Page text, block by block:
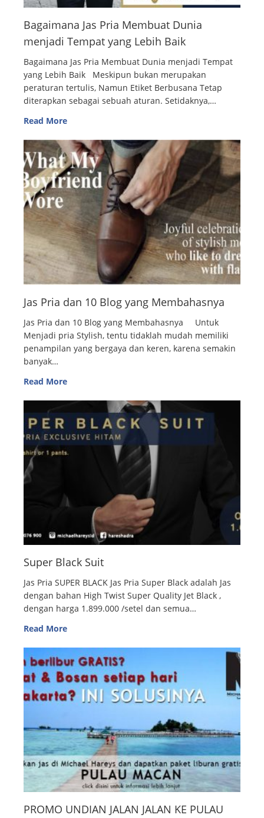
Bagaimana Jas Pria Membuat Dunia
menjadi Tempat yang Lebih Baik
Bagaimana Jas Pria Membuat Dunia menjadi Tempat
yang Lebih Baik Meskipun bukan merupakan
peraturan tertulis, Namun Etiket Berbusana Tetap
diterapkan sebagai sebuah aturan. Setidaknya,…
Read More
Jas Pria dan 10 Blog yang Membahasnya
Jas Pria dan 10 Blog yang Membahasnya Untuk
Menjadi pria Stylish, tentu tidaklah mudah memiliki
penampilan yang bergaya dan keren, karena semakin
banyak…
Read More
Super Black Suit
Jas Pria SUPER BLACK Jas Pria Super Black adalah Jas
dengan bahan High Twist Super Quality Jet Black ,
dengan harga 1.899.000 /setel dan semua…
Read More
PROMO UNDIAN JALAN JALAN KE PULAU